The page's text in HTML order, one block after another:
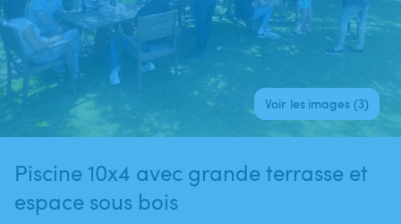
Voir les images (3)
Piscine 10x4 avec grande terrasse et
espace sous bois